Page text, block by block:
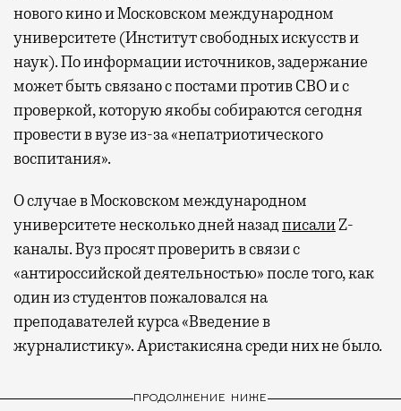
нового кино и Московском международном
университете (Институт свободных искусств и
наук). По информации источников, задержание
может быть связано с постами против СВО и с
проверкой, которую якобы собираются сегодня
провести в вузе из-за «непатриотического
воспитания».
О случае в Московском международном
университете несколько дней назадписалиZ-
каналы. Вуз просят проверить в связи с
«антироссийской деятельностью» после того, как
один из студентов пожаловался на
преподавателей курса «Введение в
журналистику». Аристакисяна среди них не было.
ПРОДОЛЖЕНИЕ НИЖЕ